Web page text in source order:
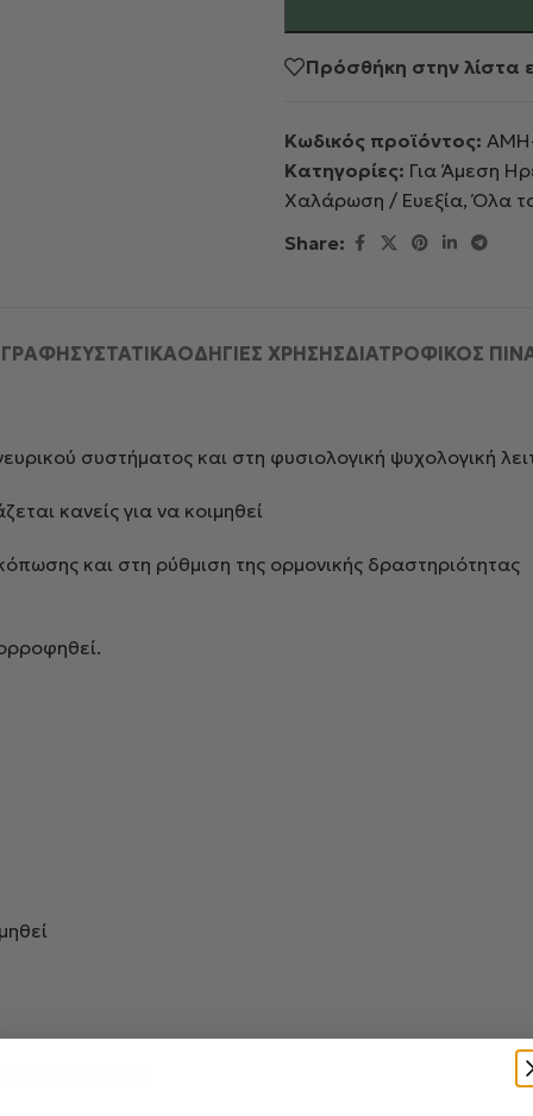
Πρόσθήκη στην λίστα
Κωδικός προϊόντος:
Κατηγορίες: Για Άμεση
Χαλάρωση / Ευεξία, Όλα
Share:
ΣΥΣΤΑΤΙΚΑΟΔΗΓΙΕΣ ΧΡΗΣΗΣΔΙΑΤΡΟΦΙΚΟΣ
συστήματος και στη φυσιολογική ψυχολογική
κανείς για να κοιμηθεί
και στη ρύθμιση της ορμονικής δραστηριότητας